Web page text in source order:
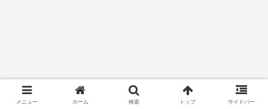
メニュー ホーム 検索 トップ サイドバー